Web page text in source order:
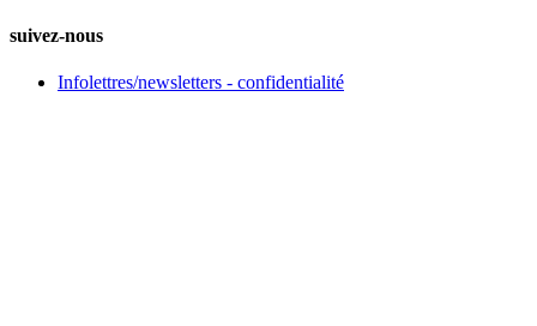
suivez-nous
Infolettres/newsletters - confidentialité